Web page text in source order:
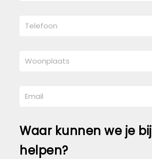
Waar kunnen we je bij
helpen?